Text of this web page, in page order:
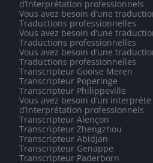
d’interprétation professionnels
Vous avez besoin d’une
Traductions professionnelles
Vous avez besoin d’une
Traductions professionnelles
Vous avez besoin d’une
Traductions professionnelles
Transcripteur Gooise Meren
Transcripteur Poperinge
Transcripteur Philippeville
Vous avez besoin d’un
d’interprétation professionnels
Transcripteur Alençon
Transcripteur Zhengzhou
Transcripteur Abidjan
Transcripteur Genappe
Transcripteur Paderborn